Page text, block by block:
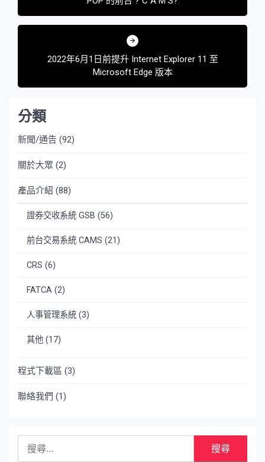
覽
2022年6月1日前提升 Internet Explorer 11 至
Microsoft Edge 版本
分類
新聞/通告 (92)
關於大眾 (2)
產品介紹 (88)
證券交收系統 GSB (56)
前台交易系統 CAMS (21)
CRS (6)
FATCA (2)
人事管理系統 (3)
其他 (17)
程式下載區 (3)
聯絡我們 (1)